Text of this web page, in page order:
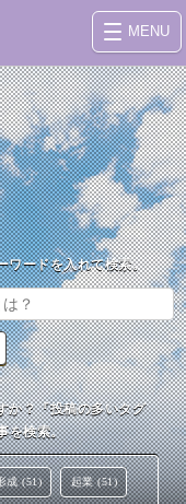
MENU
ワードを入れて検索。
か？『投稿の多いタグ
を検索。
成 (51) 起業 (51)